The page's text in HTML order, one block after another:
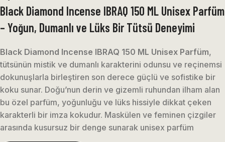
Black Diamond Incense IBRAQ 150 ML Unisex Parfüm
– Yoğun, Dumanlı ve Lüks Bir Tütsü Deneyimi
Black Diamond Incense IBRAQ 150 ML Unisex Parfüm,
tütsünün mistik ve dumanlı karakterini odunsu ve reçinemsi
dokunuşlarla birleştiren son derece güçlü ve sofistike bir
koku sunar. Doğu’nun derin ve gizemli ruhundan ilham alan
bu özel parfüm, yoğunluğu ve lüks hissiyle dikkat çeken
karakterli bir imza kokudur. Maskülen ve feminen çizgiler
arasında kusursuz bir denge sunarak unisex parfüm
severlere hitap eder.